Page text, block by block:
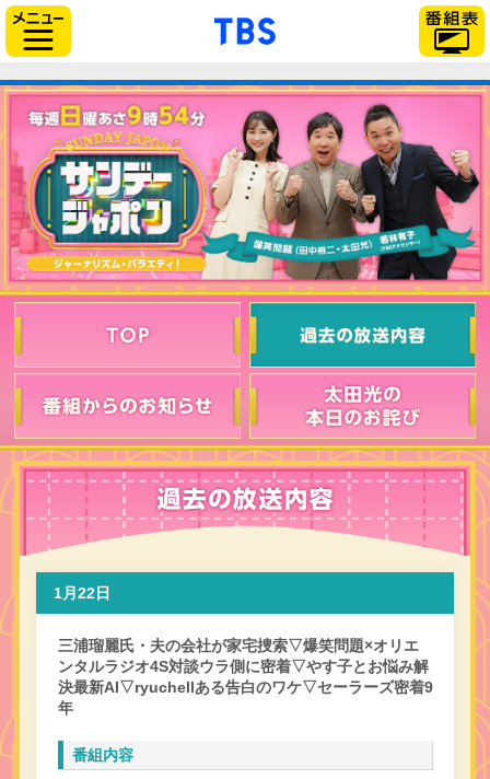
「TBSテレビ」トップ
1月22日
三浦瑠麗氏・夫の会社が家宅捜索▽爆笑問題×オリエ
ンタルラジオ4S対談ウラ側に密着▽やす子とお悩み解
決最新AI▽ryuchellある告白のワケ▽セーラーズ密着9
年
番組内容